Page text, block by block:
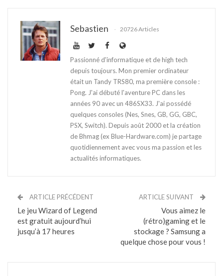
Sebastien 20726 Articles
Passionné d'informatique et de high tech
depuis toujours. Mon premier ordinateur
était un Tandy TRS80, ma première console :
Pong. J'ai débuté l'aventure PC dans les
années 90 avec un 486SX33. J'ai possédé
quelques consoles (Nes, Snes, GB, GG, GBC,
PSX, Switch). Depuis août 2000 et la création
de Bhmag (ex Blue-Hardware.com) je partage
quotidiennement avec vous ma passion et les
actualités informatiques.
ARTICLE PRÉCÉDENT
Le jeu Wizard of Legend
est gratuit aujourd’hui
jusqu’à 17 heures
ARTICLE SUIVANT
Vous aimez le
(rétro)gaming et le
stockage ? Samsung a
quelque chose pour vous !